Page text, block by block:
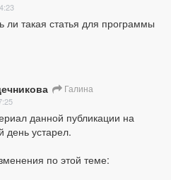
ли такая статья для программы
Галина
данной публикации на
день устарел.
по этой теме: